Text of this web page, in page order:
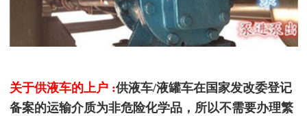
关于供液车的上户 :供液车/液罐车在国家发改委登记
备案的运输介质为非危险化学品，所以不需要办理繁